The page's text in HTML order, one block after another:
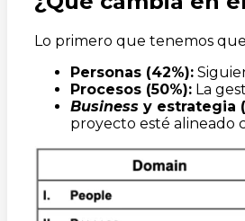
Lo primero que tenemos
Personas (42%):
Procesos (50%): La
Business y estrategia
proyecto esté alineado